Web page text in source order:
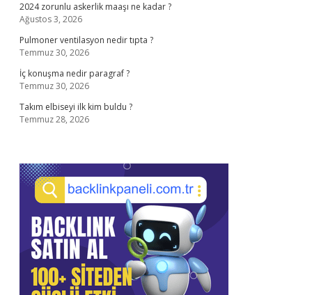
2024 zorunlu askerlik maaşı ne kadar ?
Ağustos 3, 2026
Pulmoner ventilasyon nedir tıpta ?
Temmuz 30, 2026
İç konuşma nedir paragraf ?
Temmuz 30, 2026
Takım elbiseyi ilk kim buldu ?
Temmuz 28, 2026